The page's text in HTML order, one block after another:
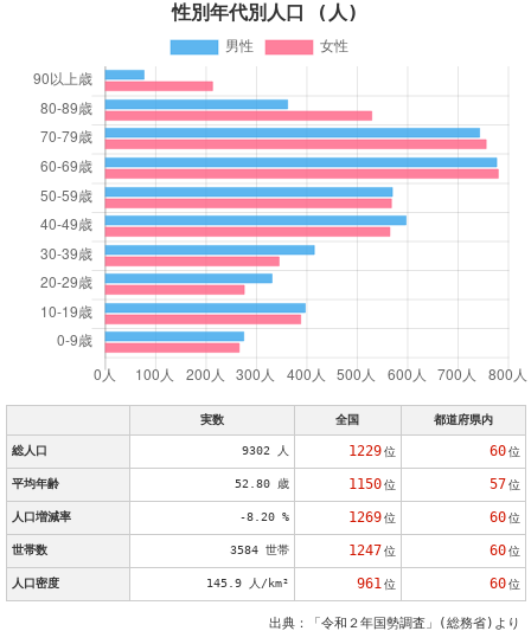
性別年代別人口 (人)
実数 全国 都道府県内
総人口 9302 人 1229 位 60 位
平均年齢 52.80 歳 1150 位 57 位
人口増減率 -8.20 % 1269 位 60 位
世帯数 3584 世帯 1247 位 60 位
人口密度 145.9 人/km² 961 位 60 位
出典：「令和２年国勢調査」(総務省)より